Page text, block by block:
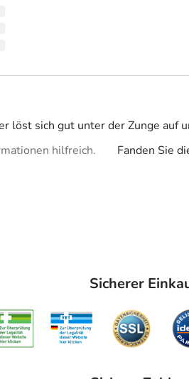
löst sich gut unter der Zunge auf
hilfreich. Fanden Sie
Sicherer